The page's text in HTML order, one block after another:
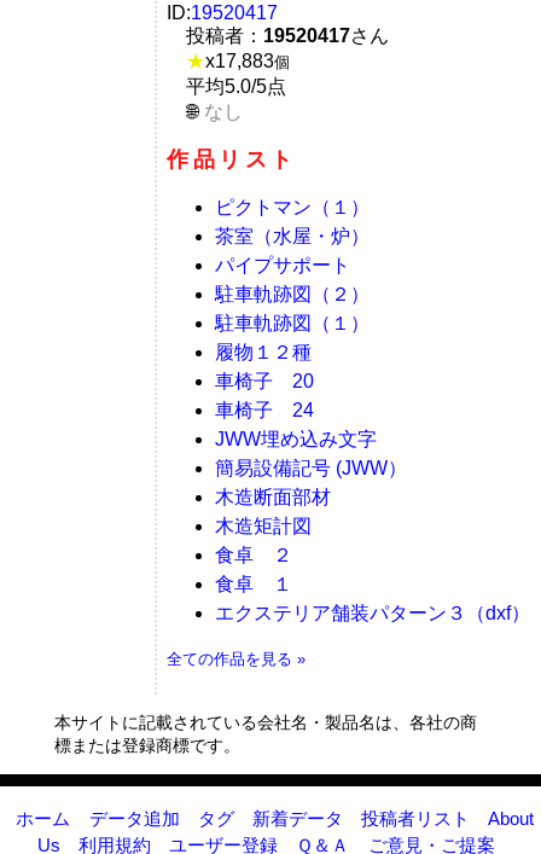
ID:19520417
投稿者： 19520417さん
★x17,883個
平均5.0/5点
なし
作品リスト
ピクトマン（１）
茶室（水屋・炉）
パイプサポート
駐車軌跡図（２）
駐車軌跡図（１）
履物１２種
車椅子 20
車椅子 24
JWW埋め込み文字
簡易設備記号 (JWW）
木造断面部材
木造矩計図
食卓 ２
食卓 １
エクステリア舗装パターン３（dxf）
全ての作品を見る »
本サイトに記載されている会社名・製品名は、各社の商
標または登録商標です。
ホーム データ追加 タグ 新着データ 投稿者リスト
About
Us
利用規約 ユーザー登録 Ｑ＆Ａ ご意見・ご提案